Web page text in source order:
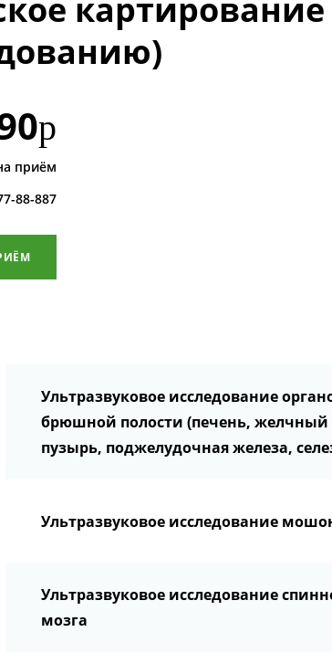
р
приём
88-887
Ультразвуковое исследование
брюшной полости (печень, желчный
пузырь, поджелудочная железа,
Ультразвуковое исследование
Ультразвуковое исследование
мозга